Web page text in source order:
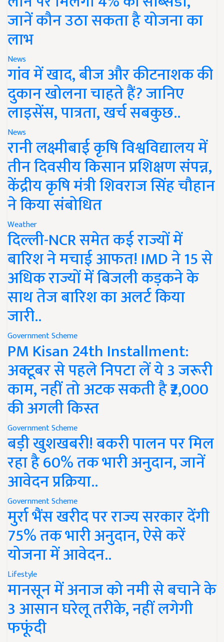
जानें कौन उठा सकता है योजना का
लाभ
News
गांव में खाद, बीज और कीटनाशक की
दुकान खोलना चाहते हैं? जानिए
लाइसेंस, पात्रता, खर्च सबकुछ..
News
रानी लक्ष्मीबाई कृषि विश्वविद्यालय में
तीन दिवसीय किसान प्रशिक्षण संपन्न,
केंद्रीय कृषि मंत्री शिवराज सिंह चौहान
ने किया संबोधित
Weather
दिल्ली-NCR समेत कई राज्यों में
बारिश ने मचाई आफत! IMD ने 15 से
अधिक राज्यों में बिजली कड़कने के
साथ तेज बारिश का अलर्ट किया
जारी..
Government Scheme
PM Kisan 24th Installment:
अक्टूबर से पहले निपटा लें ये 3 जरूरी
काम, नहीं तो अटक सकती है ₹2,000
की अगली किस्त
Government Scheme
बड़ी खुशखबरी! बकरी पालन पर मिल
रहा है 60% तक भारी अनुदान, जानें
आवेदन प्रक्रिया..
Government Scheme
मुर्रा भैंस खरीद पर राज्य सरकार देंगी
75% तक भारी अनुदान, ऐसे करें
योजना में आवेदन..
Lifestyle
मानसून में अनाज को नमी से बचाने के
3 आसान घरेलू तरीके, नहीं लगेगी
फफूंदी